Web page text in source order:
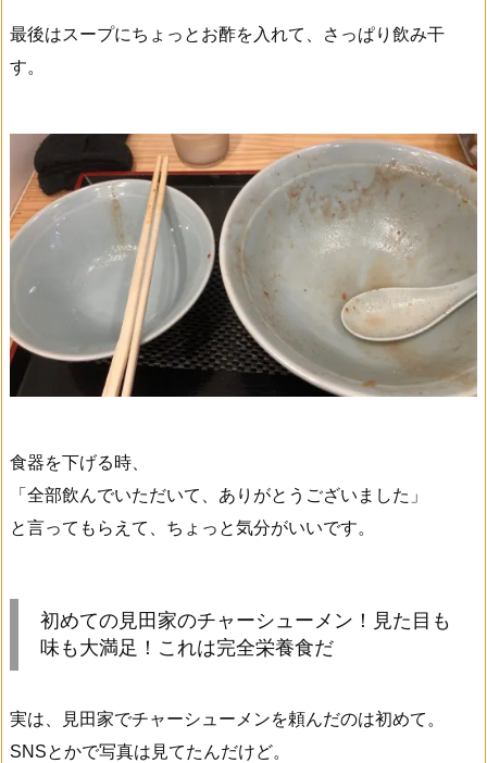
最後はスープにちょっとお酢を入れて、さっぱり飲み干
す。
食器を下げる時、
「全部飲んでいただいて、ありがとうございました」
と言ってもらえて、ちょっと気分がいいです。
初めての見田家のチャーシューメン！見た目も
味も大満足！これは完全栄養食だ
実は、見田家でチャーシューメンを頼んだのは初めて。
SNSとかで写真は見てたんだけど。